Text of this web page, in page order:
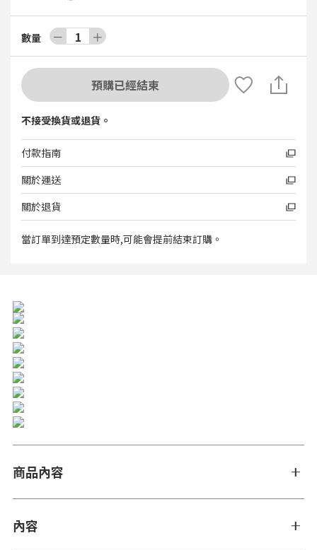
數量 － 1 ＋
預購已經結束
不接受換貨或退貨。
付款指南
關於運送
關於退貨
當訂單到達預定數量時,可能會提前結束訂購。
商品內容
內容